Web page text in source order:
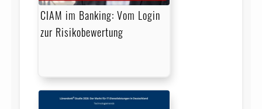
CIAM im Banking: Vom Login
zur Risikobewertung